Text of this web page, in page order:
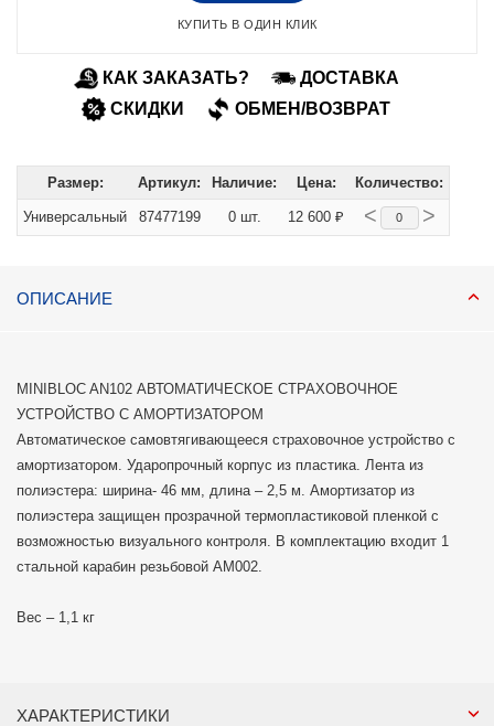
КУПИТЬ В ОДИН КЛИК
КАК ЗАКАЗАТЬ?
ДОСТАВКА
СКИДКИ
ОБМЕН/ВОЗВРАТ
Размер: Артикул: Наличие: Цена: Количество:
Универсальный 87477199 0 шт. 12 600 ₽ < >
ОПИСАНИЕ
MINIBLOC AN102 АВТОМАТИЧЕСКОЕ СТРАХОВОЧНОЕ
УСТРОЙСТВО С АМОРТИЗАТОРОМ
Автоматическое самовтягивающееся страховочное устройство с
амортизатором. Ударопрочный корпус из пластика. Лента из
полиэстера: ширина- 46 мм, длина – 2,5 м. Амортизатор из
полиэстера защищен прозрачной термопластиковой пленкой с
возможностью визуального контроля. В комплектацию входит 1
стальной карабин резьбовой АМ002.
Вес – 1,1 кг
ХАРАКТЕРИСТИКИ